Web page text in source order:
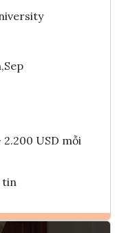
2.200 USD mỗi
tin